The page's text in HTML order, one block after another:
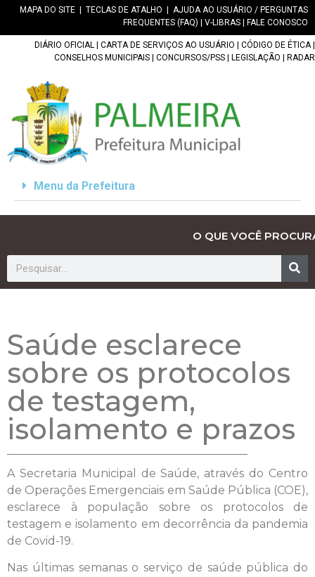
MAPA DO SITE TECLAS DE ATALHO
AJUDA AO USUÁRIO / PERGUNTAS
FREQUENTES (FAQ)
V-LIBRAS FALE CONOSCO
DIÁRIO OFICIAL CARTA DE SERVIÇOS AO USUÁRIO CÓDIGO DE ÉTICA|
CONSELHOS MUNICIPAIS
CONCURSOS/PSS LEGISLAÇÃO RADAR
Menu da Prefeitura
O QUE VOCÊ
Saúde esclarece
sobre os protocolos
de testagem,
isolamento e prazos
A Secretaria Municipal de Saúde, através do Centro
de Operações Emergenciais em Saúde Pública (COE),
esclarece à população sobre os protocolos de
testagem e isolamento em decorrência da pandemia
de Covid-19.
Nas últimas semanas o serviço de saúde pública do